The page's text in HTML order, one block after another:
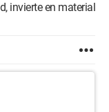
invierte en material